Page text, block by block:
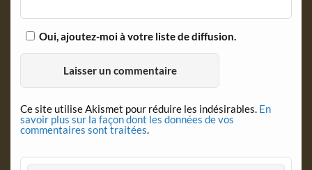
Oui, ajoutez-moi à votre liste de diffusion.
Ce site utilise Akismet pour réduire les indésirables. En
savoir plus sur la façon dont les données de vos
commentaires sont traitées.